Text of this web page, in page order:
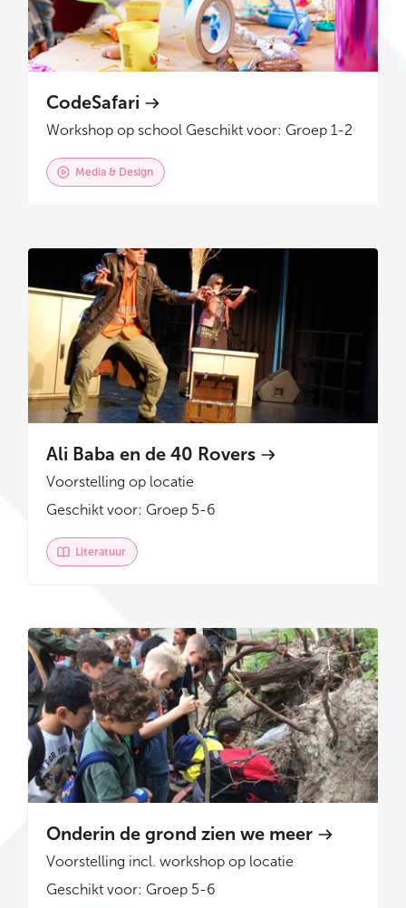
CodeSafari
Workshop op school Geschikt voor: Groep 1-2
Media & Design
Ali Baba en de 40 Rovers
Voorstelling op locatie
Geschikt voor: Groep 5-6
Literatuur
Onderin de grond zien we meer
Voorstelling incl. workshop op locatie
Geschikt voor: Groep 5-6